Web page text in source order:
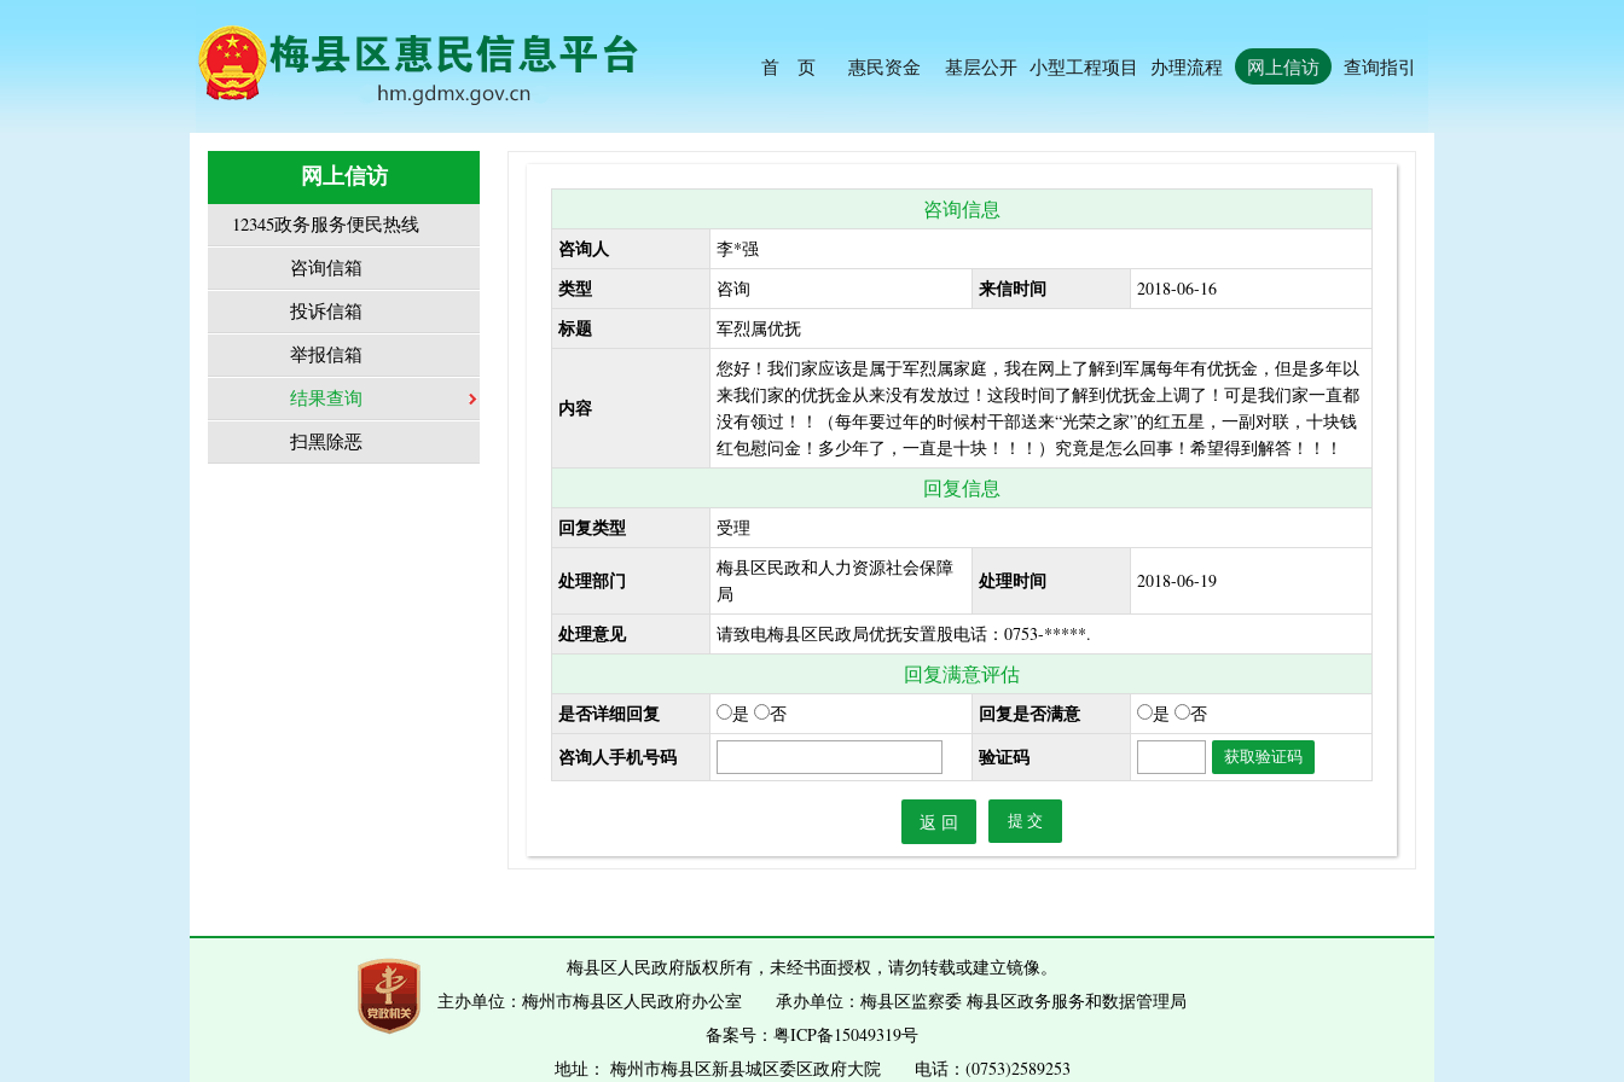
首 页 惠民资金 基层公开 小型工程项目 办理流程 网上信访 查询指引
网上信访
12345政务服务便民热线
咨询信箱
投诉信箱
举报信箱
结果查询
扫黑除恶
咨询信息
咨询人
李*强
类型 咨询 来信时间 2018-06-16
标题 军烈属优抚
内容
您好！我们家应该是属于军烈属家庭，我在网上了解到军属每年有优抚金，但是多年以
来我们家的优抚金从来没有发放过！这段时间了解到优抚金上调了！可是我们家一直都
没有领过！！（每年要过年的时候村干部送来“光荣之家”的红五星，一副对联，十块钱
红包慰问金！多少年了，一直是十块！！！）究竟是怎么回事！希望得到解答！！！
回复信息
回复类型
受理
处理部门
梅县区民政和人力资源社会保障
局
处理时间 2018-06-19
处理意见 请致电梅县区民政局优抚安置股电话：0753-*****.
回复满意评估
是否详细回复
是 否 回复是否满意 是 否
咨询人手机号码 验证码
返 回
梅县区人民政府版权所有，未经书面授权，请勿转载或建立镜像。
主办单位：梅州市梅县区人民政府办公室 承办单位：梅县区监察委 梅县区政务服务和数据管理局
备案号： 粤ICP备15049319号
地址： 梅州市梅县区新县城区委区政府大院 电话：(0753)2589253